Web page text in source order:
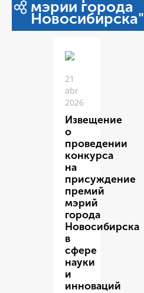
мэрии города
Новосибирска"
21
abr
2026
Извещение
о
проведении
конкурса
на
присуждение
премий
мэрий
города
Новосибирска
в
сфере
науки
и
инноваций